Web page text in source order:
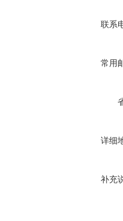
联系
常用
详细
补充